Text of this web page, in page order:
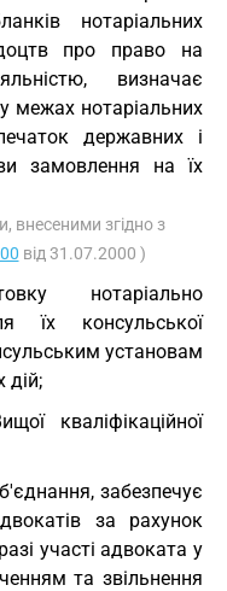
нотаріальних
про право на
визначає
у межах нотаріальних
державних і
замовлення на їх
внесеними згідно з
від 31.07.2000 )
нотаріально
їх консульської
установам
дій;
кваліфікаційної
забезпечує
за рахунок
участі адвоката у
та звільнення